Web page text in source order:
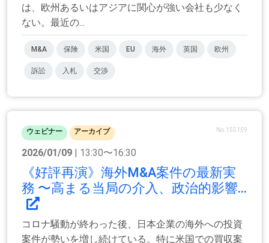
は、欧州あるいはアジアに関心が強い会社も少なく
ない。最近の...
M&A 保険 米国 EU 海外 英国 欧州
訴訟 入札 交渉
ウェビナー アーカイブ No.155159
2026/01/09 | 13:30〜16:30
《好評再演》海外M&A案件の最新実
務 〜高まる当局の介入、政治的影響...
コロナ騒動が終わった後、日本企業の海外への投資
案件が勢いを増し続けている。特に米国での買収案